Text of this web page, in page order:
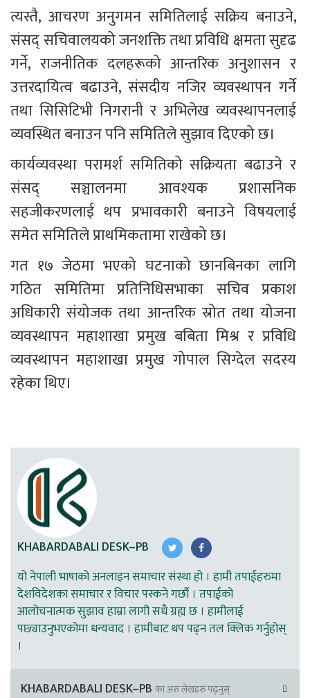
त्यस्तै, आचरण अनुगमन समितिलाई सक्रिय बनाउने,
संसद् सचिवालयको जनशक्ति तथा प्रविधि क्षमता सुदृढ
गर्ने, राजनीतिक दलहरूको आन्तरिक अनुशासन र
उत्तरदायित्व बढाउने, संसदीय नजिर व्यवस्थापन गर्ने
तथा सिसिटिभी निगरानी र अभिलेख व्यवस्थापनलाई
व्यवस्थित बनाउन पनि समितिले सुझाव दिएको छ।
कार्यव्यवस्था परामर्श समितिको सक्रियता बढाउने र
संसद् सञ्चालनमा आवश्यक प्रशासनिक
सहजीकरणलाई थप प्रभावकारी बनाउने विषयलाई
समेत समितिले प्राथमिकतामा राखेको छ।
गत १७ जेठमा भएको घटनाको छानबिनका लागि
गठित समितिमा प्रतिनिधिसभाका सचिव प्रकाश
अधिकारी संयोजक तथा आन्तरिक स्रोत तथा योजना
व्यवस्थापन महाशाखा प्रमुख बबिता मिश्र र प्रविधि
व्यवस्थापन महाशाखा प्रमुख गोपाल सिग्देल सदस्य
रहेका थिए।
KHABARDABALI DESK–PB
यो नेपाली भाषाको अनलाइन समाचार संस्था हो । हामी तपाईहरुमा
देशविदेशका समाचार र विचार पस्कने गर्छौ । तपाईको
आलोचनात्मक सुझाव हाम्रा लागी सधै ग्रह्य छ । हामीलाई
पछ्याउनुभएकोमा धन्यवाद । हामीबाट थप पढ्न तल क्लिक गर्नुहोस्
।
KHABARDABALI DESK–PB का अरु लेखहरु पढ्नुस्